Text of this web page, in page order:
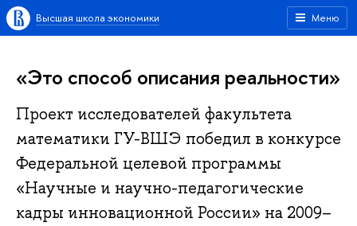
Меню
Высшая школа экономики
«Это способ описания реальности»
Проект исследователей факультета
математики ГУ-ВШЭ победил в конкурсе
Федеральной целевой программы
«Научные и научно-педагогические
кадры инновационной России» на 2009–